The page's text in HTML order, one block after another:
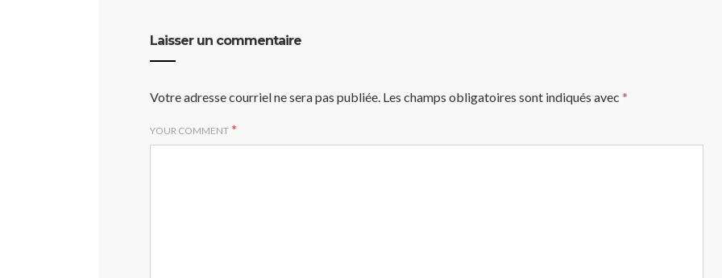
Laisser un commentaire
Votre adresse courriel ne sera pas publiée. Les champs obligatoires sont indiqués avec *
YOUR COMMENT *